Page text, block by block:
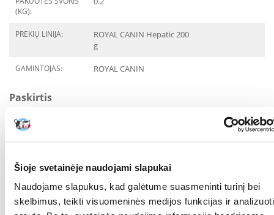
Šioje svetainėje naudojami slapukai
Naudojame slapukus, kad galėtume suasmeninti turinį bei
skelbimus, teikti visuomeninės medijos funkcijas ir analizuoti
(KG):
PREKIŲ LINIJA:
ROYAL CANIN Hepatic 200
g
GAMINTOJAS: ROYAL CANIN
Paskirtis
GYVENIMO ETAPAS:
Gelta
Glikogeno saugojimo
Hepatinė